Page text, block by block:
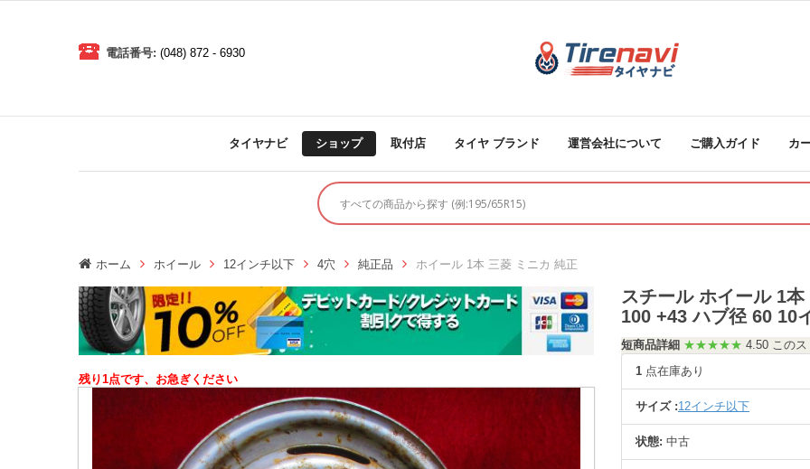
電話番号: (048) 872 - 6930
タイヤナビ ショップ 取付店 タイヤ ブランド 運営会社について ご購入ガイド カ
ホーム ホイール 12インチ以下 4穴 純正品 ホイール 1本 三菱 ミニカ 純正
残り1点です、お急ぎください
スチール ホイール 1
100 +43 ハブ径 60 10
短商品詳細 ★★★★★ 4.50 この
1 点在庫あり
サイズ :12インチ以下
状態: 中古